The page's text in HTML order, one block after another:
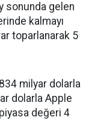
sonunda gelen
kalmayı
toparlanarak 5
milyar dolarla
dolarla Apple
değeri 4